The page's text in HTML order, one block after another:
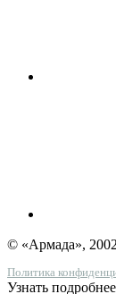
© «Армада»,
Политика
Узнать подробнее